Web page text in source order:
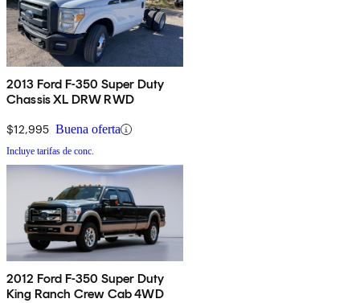
2013 Ford F-350 Super Duty
Chassis XL DRW RWD
$12,995 Buena oferta
Incluye tarifas de conc.
2012 Ford F-350 Super Duty
King Ranch Crew Cab 4WD